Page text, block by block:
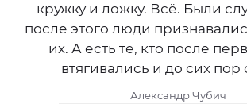
кружку и ложку. Всё. Были
после этого люди
их. А есть те, кто после
втягивались и до сих пор
Александр Чубич